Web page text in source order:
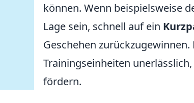
können. Wenn beispielsweise
Lage sein, schnell auf ein
Geschehen
Trainingseinheiten
fördern.